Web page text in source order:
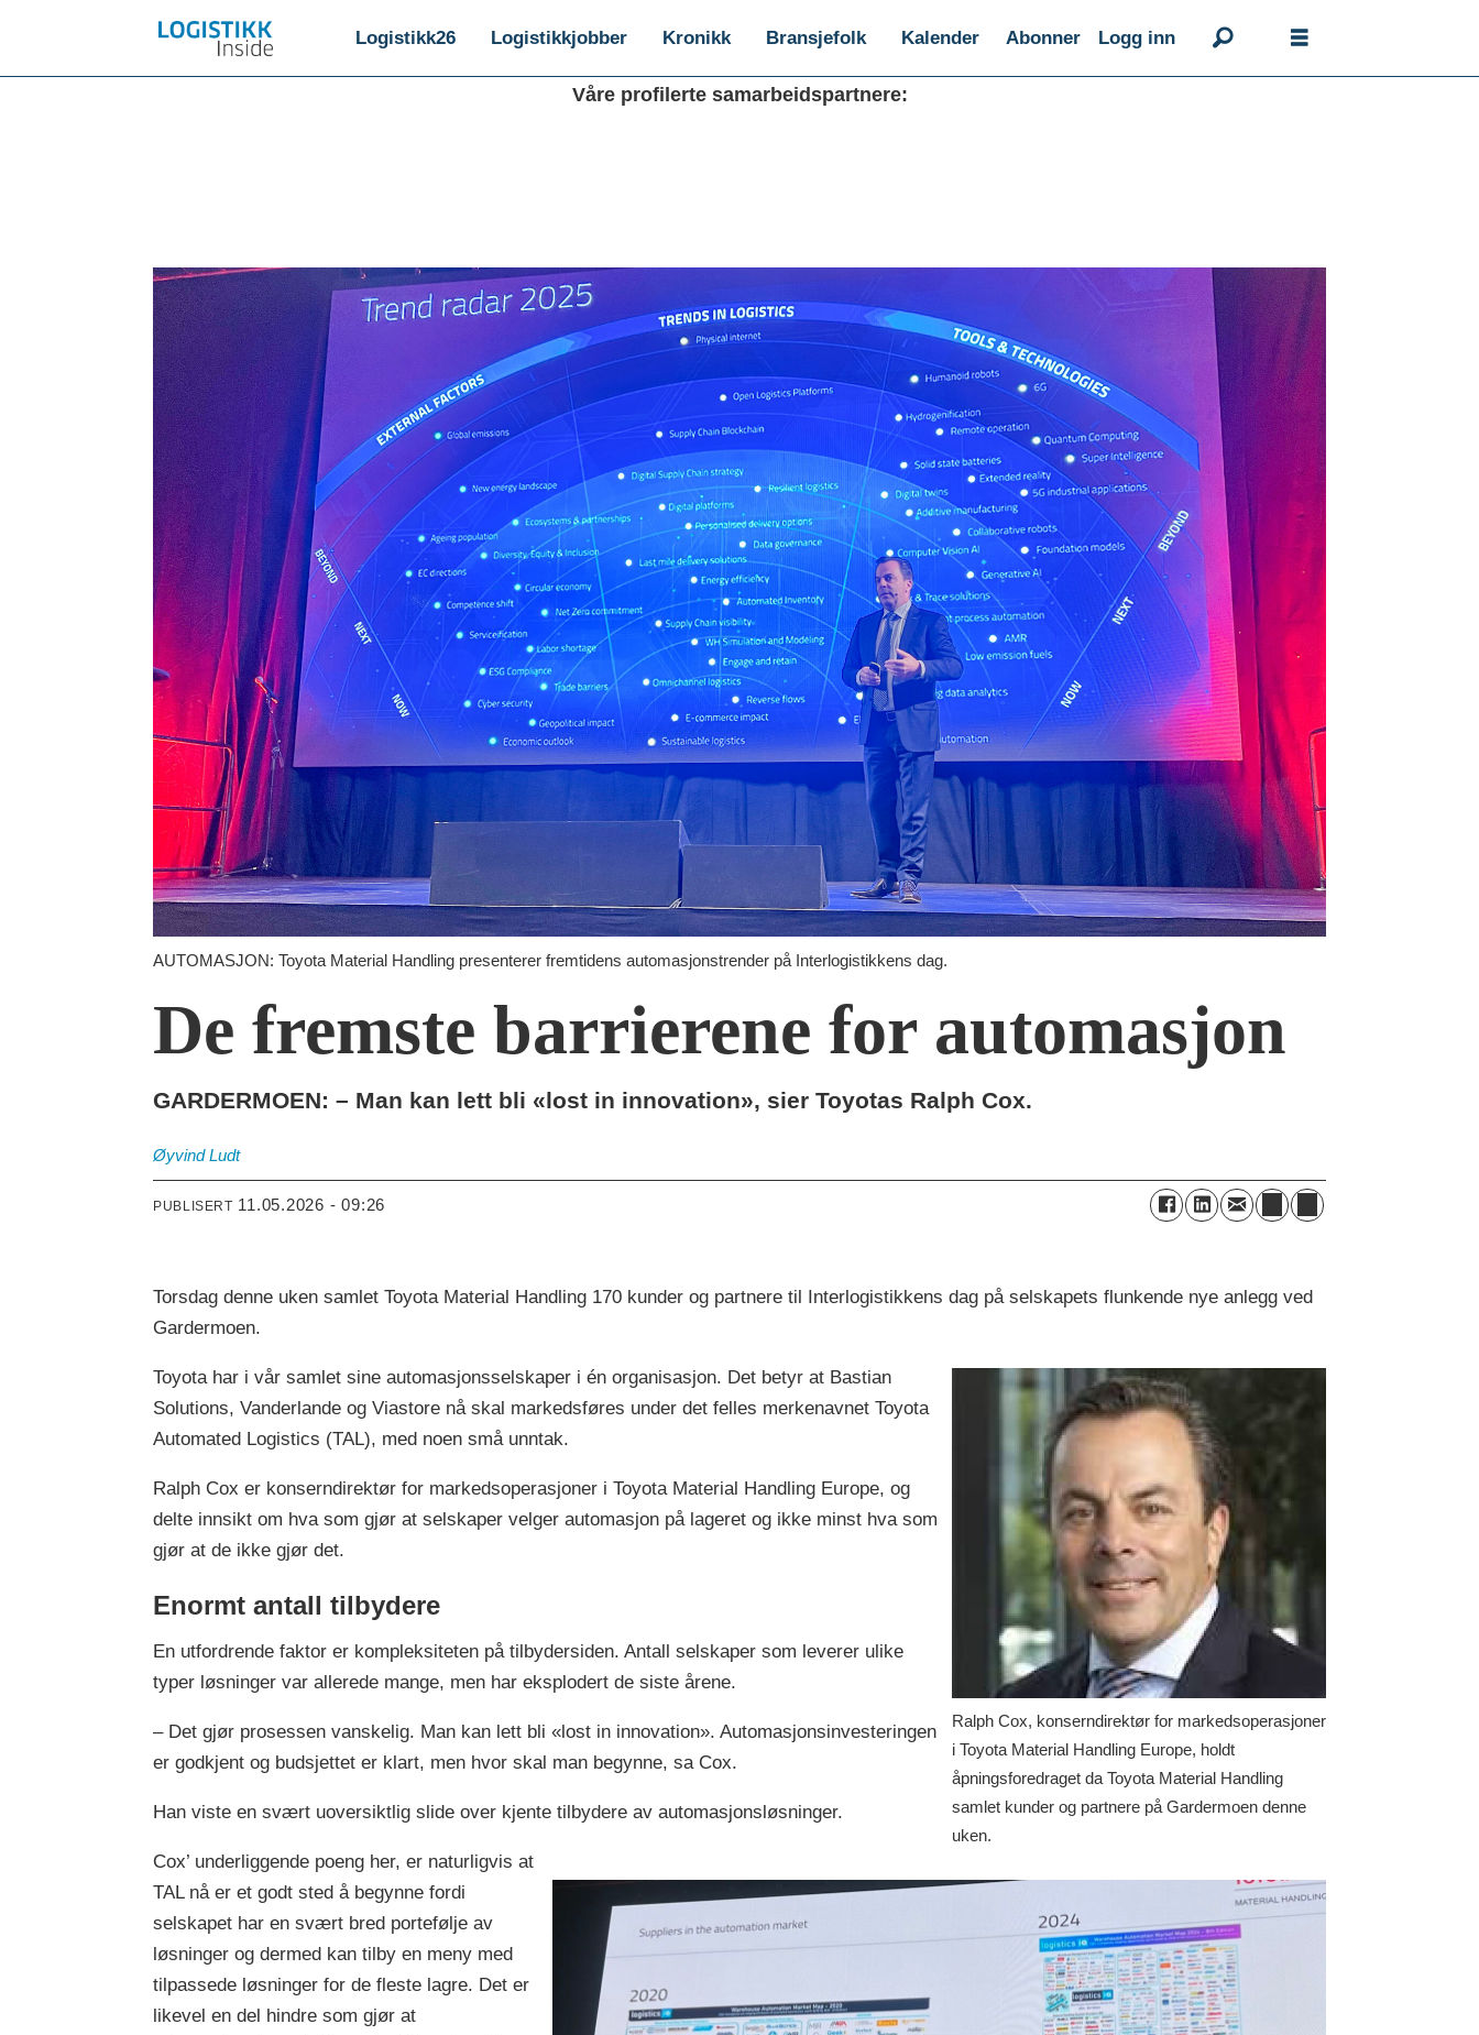
Logistikk26 Logistikkjobber Kronikk Bransjefolk Kalender Abonner Logg inn
Våre profilerte samarbeidspartnere:
AUTOMASJON: Toyota Material Handling presenterer fremtidens automasjonstrender på Interlogistikkens dag.
De fremste barrierene for automasjon
GARDERMOEN: – Man kan lett bli «lost in innovation», sier Toyotas Ralph Cox.
Øyvind Ludt
PUBLISERT 11.05.2026 - 09:26
Torsdag denne uken samlet Toyota Material Handling 170 kunder og partnere til Interlogistikkens dag på selskapets flunkende nye anlegg ved
Gardermoen.
Ralph Cox, konserndirektør for markedsoperasjoner
i Toyota Material Handling Europe, holdt
åpningsforedraget da Toyota Material Handling
samlet kunder og partnere på Gardermoen denne
uken.
Toyota har i vår samlet sine automasjonsselskaper i én organisasjon. Det betyr at Bastian
Solutions, Vanderlande og Viastore nå skal markedsføres under det felles merkenavnet Toyota
Automated Logistics (TAL), med noen små unntak.
Ralph Cox er konserndirektør for markedsoperasjoner i Toyota Material Handling Europe, og
delte innsikt om hva som gjør at selskaper velger automasjon på lageret og ikke minst hva som
gjør at de ikke gjør det.
Enormt antall tilbydere
En utfordrende faktor er kompleksiteten på tilbydersiden. Antall selskaper som leverer ulike
typer løsninger var allerede mange, men har eksplodert de siste årene.
– Det gjør prosessen vanskelig. Man kan lett bli «lost in innovation». Automasjonsinvesteringen
er godkjent og budsjettet er klart, men hvor skal man begynne, sa Cox.
Han viste en svært uoversiktlig slide over kjente tilbydere av automasjonsløsninger.
Cox’ underliggende poeng her, er naturligvis at
TAL nå er et godt sted å begynne fordi
selskapet har en svært bred portefølje av
løsninger og dermed kan tilby en meny med
tilpassede løsninger for de fleste lagre. Det er
likevel en del hindre som gjør at